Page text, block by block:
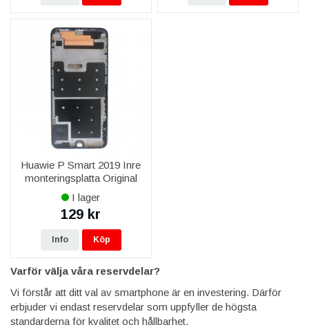
Huawie P Smart 2019 Inre
monteringsplatta Original
I lager
129 kr
Info Köp
Varför välja våra reservdelar?
Vi förstår att ditt val av smartphone är en investering. Därför
erbjuder vi endast reservdelar som uppfyller de högsta
standarderna för kvalitet och hållbarhet.